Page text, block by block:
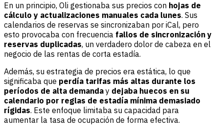
En un principio, Oli gestionaba sus precios con hojas de
cálculo y actualizaciones manuales cada lunes. Sus
calendarios de reservas se sincronizaban por iCal, pero
esto provocaba con frecuencia fallos de sincronización y
reservas duplicadas, un verdadero dolor de cabeza en el
negocio de las rentas de corta estadía.
Además, su estrategia de precios era estática, lo que
significaba que perdía tarifas más altas durante los
períodos de alta demanda y dejaba huecos en su
calendario por reglas de estadía mínima demasiado
rígidas. Este enfoque limitaba su capacidad para
aumentar la tasa de ocupación de forma efectiva.